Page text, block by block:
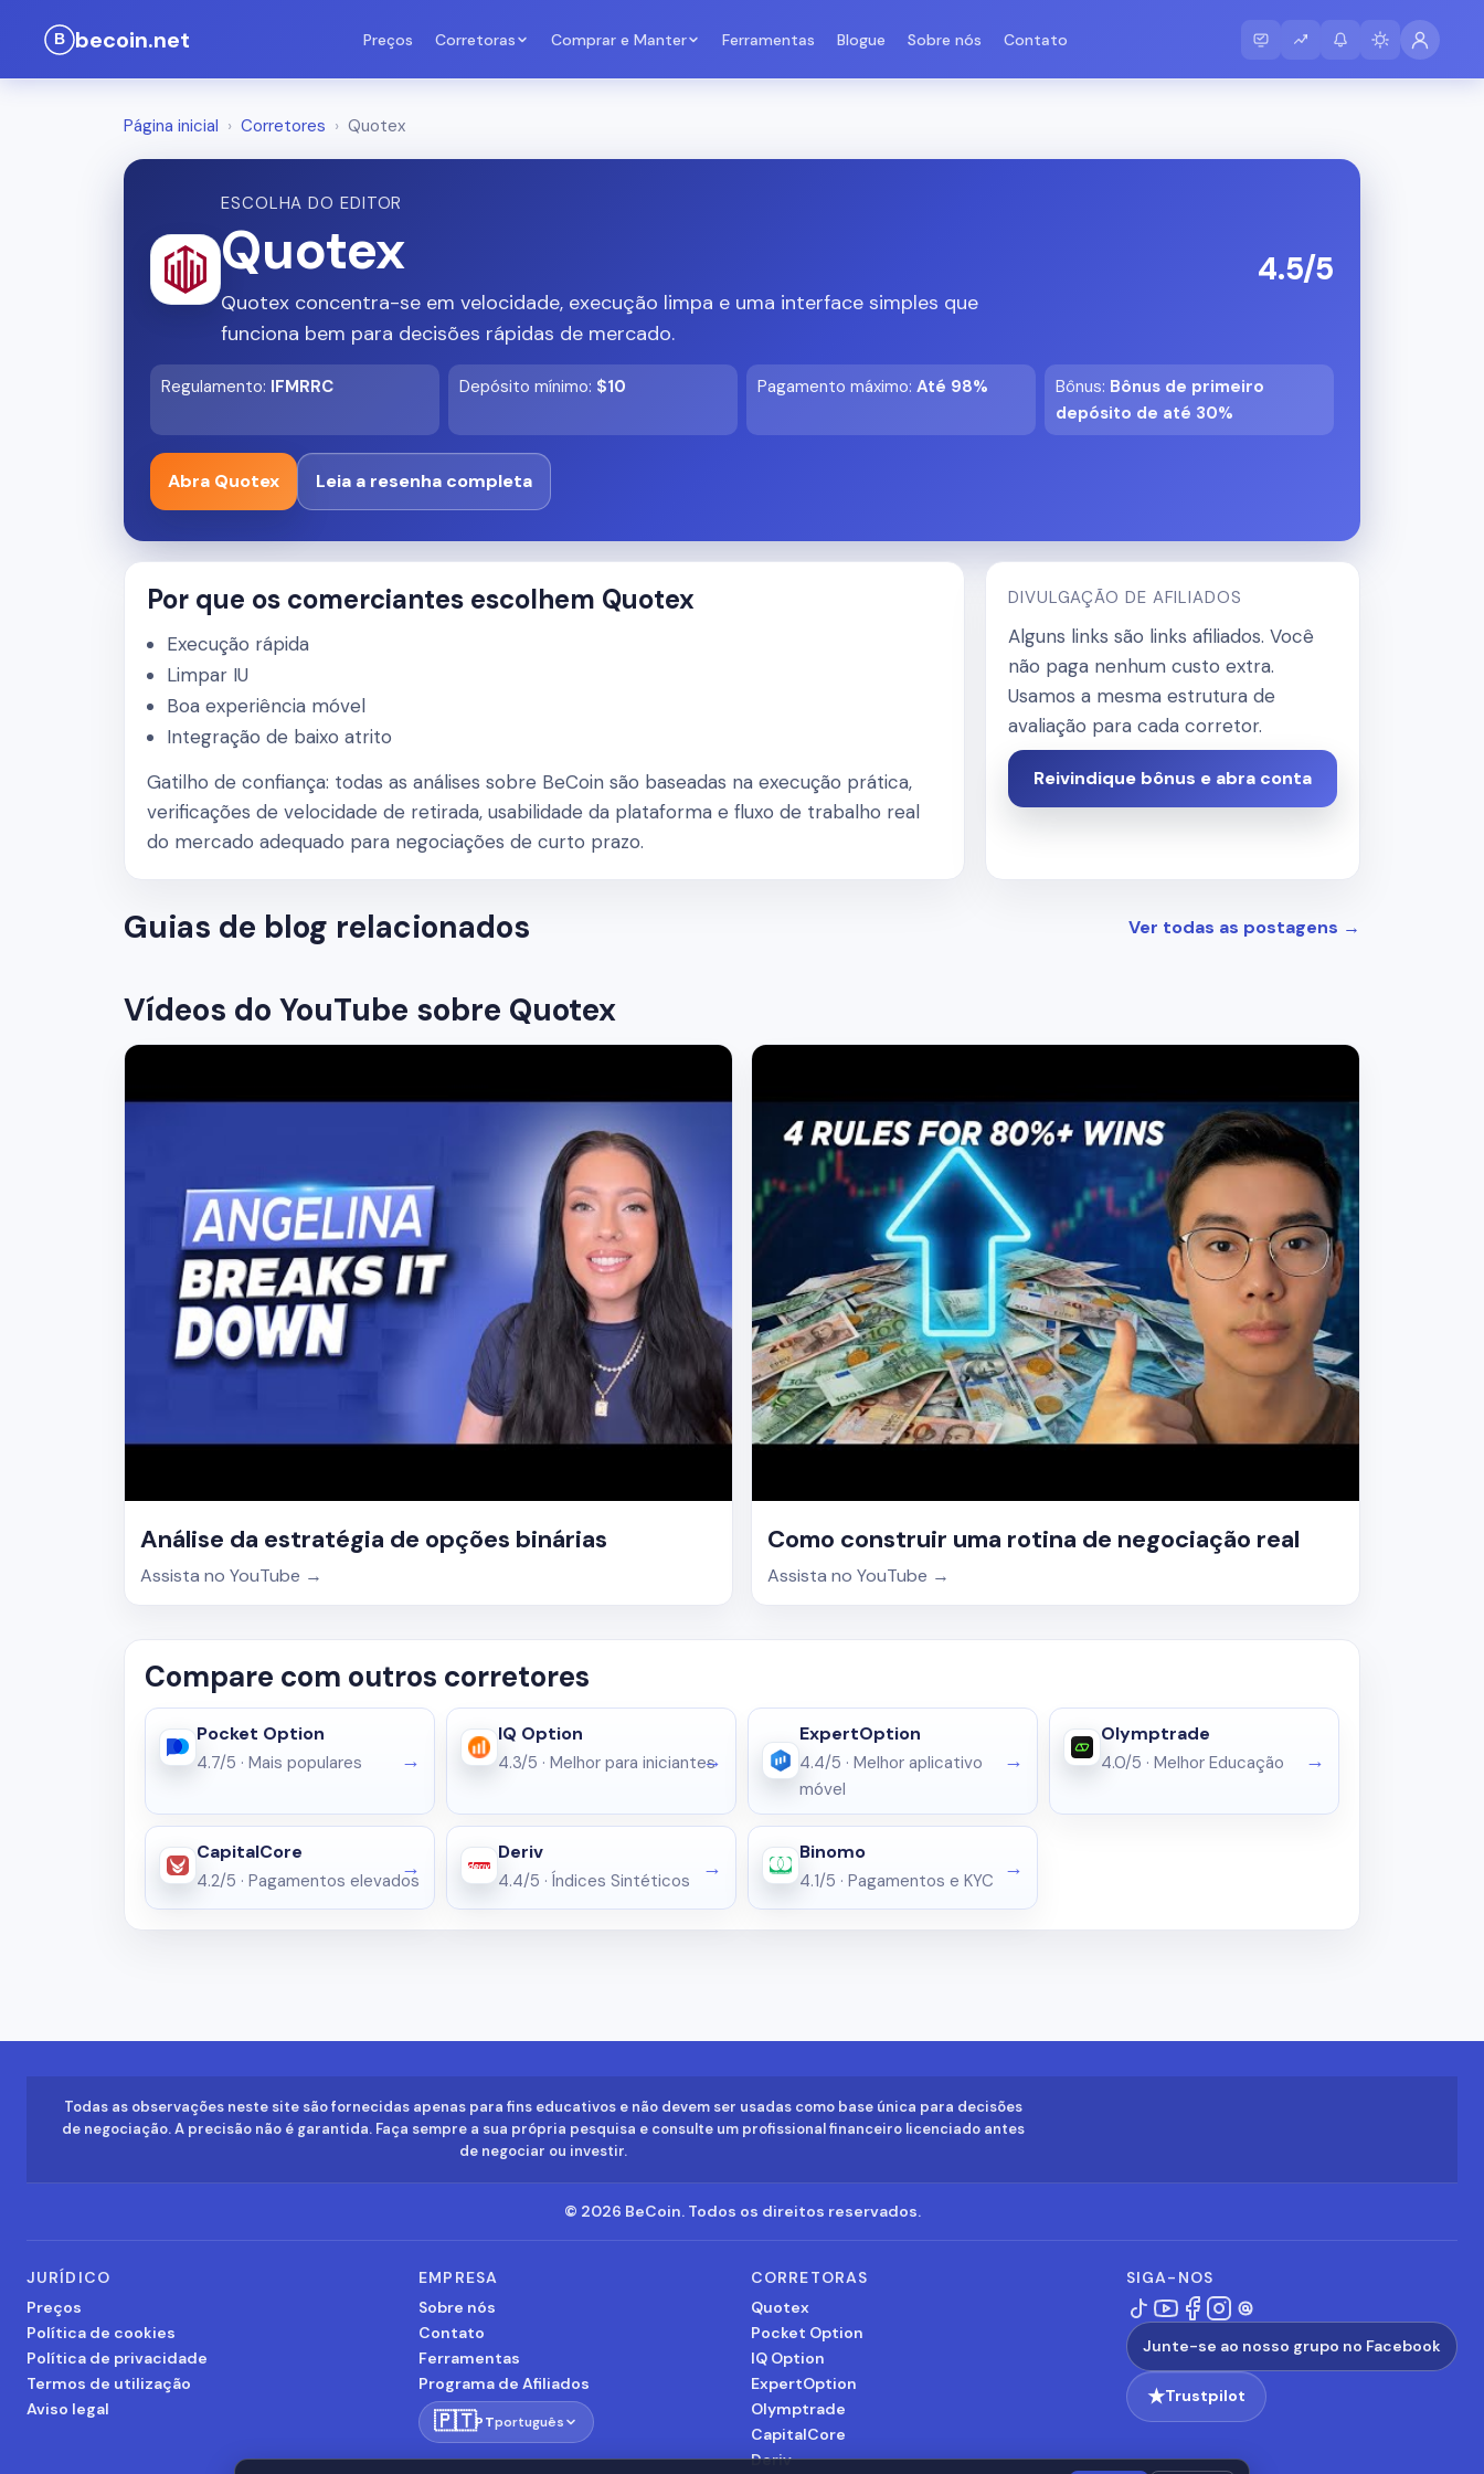
becoin.net Preços Corretoras Comprar e Manter Ferramentas Blogue Sobre nós Contato
Página inicial › Corretores › Quotex
ESCOLHA DO EDITOR
Quotex
Quotex concentra-se em velocidade, execução limpa e uma interface simples que
funciona bem para decisões rápidas de mercado.
4.5/5
Regulamento: IFMRRC Depósito mínimo: $10 Pagamento máximo: Até 98% Bônus: Bônus de primeiro
depósito de até 30%
Abra Quotex Leia a resenha completa
Por que os comerciantes escolhem Quotex
Execução rápida
Limpar IU
Boa experiência móvel
Integração de baixo atrito
Gatilho de confiança: todas as análises sobre BeCoin são baseadas na execução prática,
verificações de velocidade de retirada, usabilidade da plataforma e fluxo de trabalho real
do mercado adequado para negociações de curto prazo.
DIVULGAÇÃO DE AFILIADOS
Alguns links são links afiliados. Você
não paga nenhum custo extra.
Usamos a mesma estrutura de
avaliação para cada corretor.
Reivindique bônus e abra conta
Guias de blog relacionados Ver todas as postagens →
Vídeos do YouTube sobre Quotex
Análise da estratégia de opções binárias
Assista no YouTube →
Como construir uma rotina de negociação real
Assista no YouTube →
Compare com outros corretores
Pocket Option
4.7/5 · Mais populares
IQ Option
4.3/5 · Melhor para iniciantes
ExpertOption
4.4/5 · Melhor aplicativo
móvel
Olymptrade
4.0/5 · Melhor Educação
CapitalCore
4.2/5 · Pagamentos elevados
Deriv
4.4/5 · Índices Sintéticos
Binomo
4.1/5 · Pagamentos e KYC
Todas as observações neste site são fornecidas apenas para fins educativos e não devem ser usadas como base única para decisões
de negociação. A precisão não é garantida. Faça sempre a sua própria pesquisa e consulte um profissional financeiro licenciado antes
de negociar ou investir.
© 2026 BeCoin. Todos os direitos reservados.
JURÍDICO
Preços
Política de cookies
Política de privacidade
Termos de utilização
Aviso legal
EMPRESA
Sobre nós
Contato
Ferramentas
Programa de Afiliados
🇵🇹PTportuguês
CORRETORAS
Quotex
Pocket Option
IQ Option
ExpertOption
Olymptrade
CapitalCore
Deriv
SIGA-NOS
Junte-se ao nosso grupo no Facebook
★Trustpilot